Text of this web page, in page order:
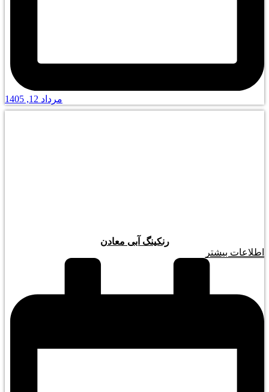
مرداد 12, 1405
رنکینگ آبی معادن
اطلاعات بیشتر